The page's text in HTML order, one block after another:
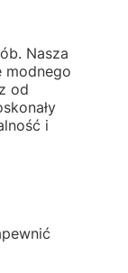
Nasza
modnego
od
i